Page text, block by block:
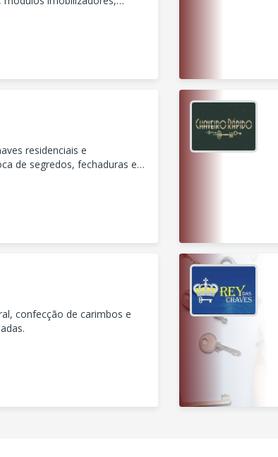
residenciais e
de segredos, fechaduras e
confecção de carimbos e